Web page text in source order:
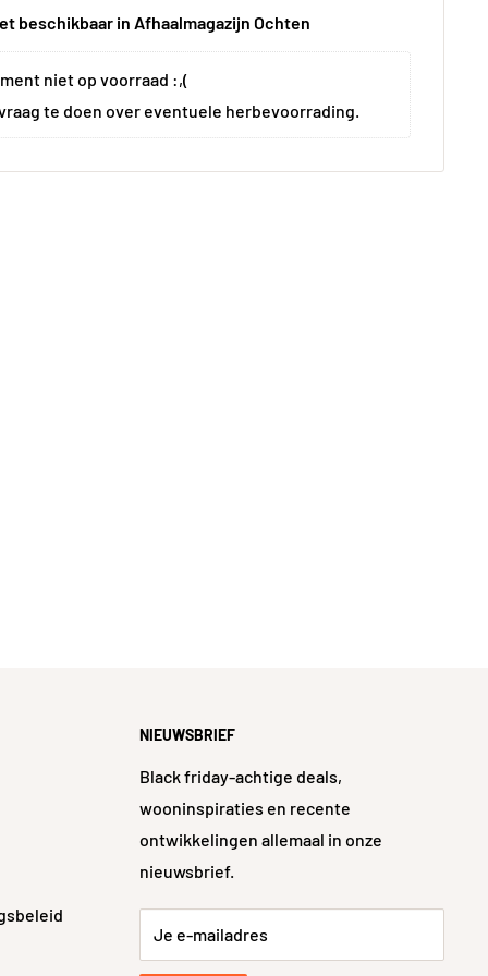
beschikbaar in Afhaalmagazijn Ochten
niet op voorraad :,(
te doen over eventuele herbevoorrading.
NIEUWSBRIEF
Black friday-achtige deals,
wooninspiraties en recente
ontwikkelingen allemaal in onze
nieuwsbrief.
Je e-mailadres